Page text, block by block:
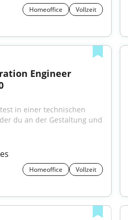
Homeoffice Vollzeit
Engineer
du an der Gestaltung und
Homeoffice Vollzeit